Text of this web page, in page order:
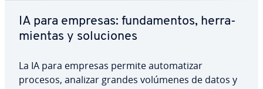
IA para empresas: fu­n­da­me­n­tos, he­rra­
mie­n­tas y so­lu­cio­nes
La IA para empresas permite au­to­ma­ti­zar
procesos, analizar grandes volúmenes de datos y